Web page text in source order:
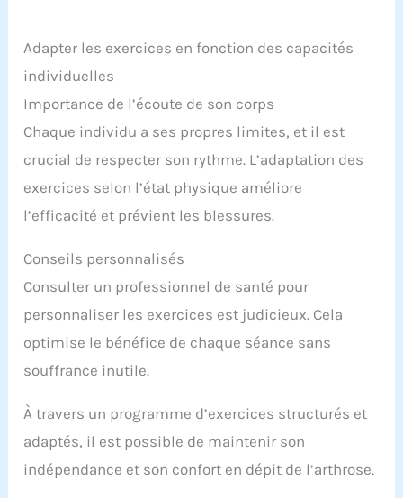
Adapter les exercices en fonction des capacités
individuelles
Importance de l’écoute de son corps
Chaque individu a ses propres limites, et il est
crucial de respecter son rythme. L’adaptation des
exercices selon l’état physique améliore
l’efficacité et prévient les blessures.
Conseils personnalisés
Consulter un professionnel de santé pour
personnaliser les exercices est judicieux. Cela
optimise le bénéfice de chaque séance sans
souffrance inutile.
À travers un programme d’exercices structurés et
adaptés, il est possible de maintenir son
indépendance et son confort en dépit de l’arthrose.